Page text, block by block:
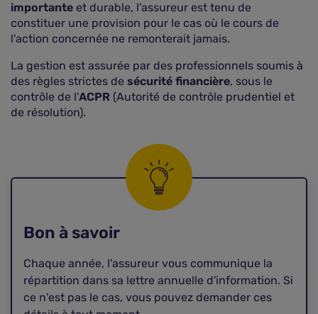
importante et durable, l'assureur est tenu de
constituer une provision pour le cas où le cours de
l'action concernée ne remonterait jamais.
La gestion est assurée par des professionnels soumis à
des règles strictes de sécurité financière, sous le
contrôle de l'ACPR (Autorité de contrôle prudentiel et
de résolution).
Bon à savoir
Chaque année, l'assureur vous communique la
répartition dans sa lettre annuelle d'information. Si
ce n'est pas le cas, vous pouvez demander ces